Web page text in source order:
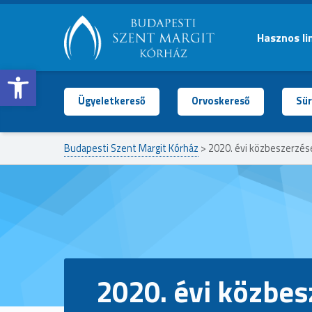
Open toolbar
BUDAPESTI
SZENT
MARGIT
KÓRHÁZ
Hasznos
Ügyeletkereső Orvoskereső
Budapesti Szent Margit Kórház > 2020. évi
2020. évi